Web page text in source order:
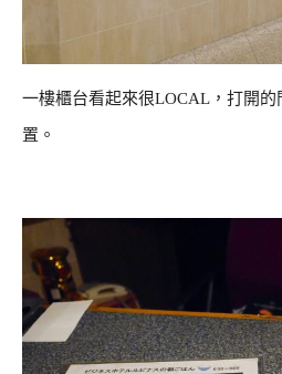
一樓櫃台看起來很LOCAL，打開
置。